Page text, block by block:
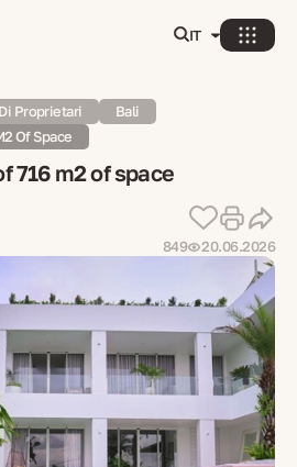
IT
Proprietari
Bali
Of Space
716 m2 of space
849 20.06.2026